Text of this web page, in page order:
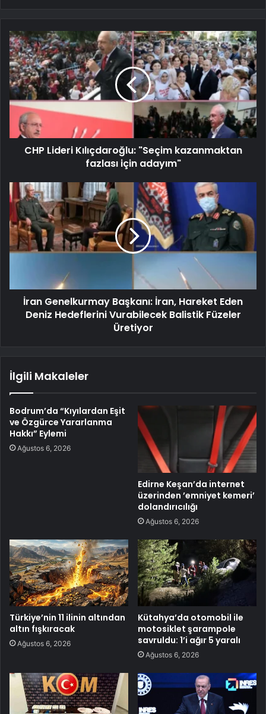
CHP Lideri Kılıçdaroğlu: "Seçim kazanmaktan
fazlası için adayım"
İran Genelkurmay Başkanı: İran, Hareket Eden
Deniz Hedeflerini Vurabilecek Balistik Füzeler
Üretiyor
İlgili Makaleler
Bodrum’da “Kıyılardan Eşit
ve Özgürce Yararlanma
Hakkı” Eylemi
Ağustos 6, 2026
Edirne Keşan’da internet
üzerinden ’emniyet kemeri’
dolandırıcılığı
Ağustos 6, 2026
Türkiye’nin 11 ilinin altından
altın fışkıracak
Ağustos 6, 2026
Kütahya’da otomobil ile
motosiklet şarampole
savruldu: 1’i ağır 5 yaralı
Ağustos 6, 2026